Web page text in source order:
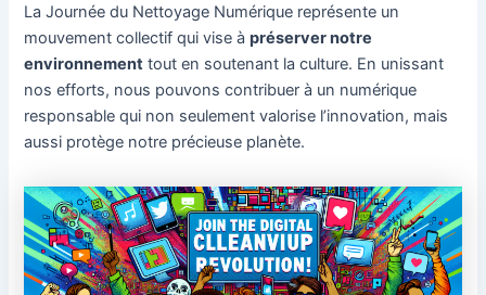
La Journée du Nettoyage Numérique représente un
mouvement collectif qui vise àpréserver notre
environnement tout en soutenant la culture. En unissant
nos efforts, nous pouvons contribuer à un numérique
responsable qui non seulement valorise l’innovation, mais
aussi protège notre précieuse planète.